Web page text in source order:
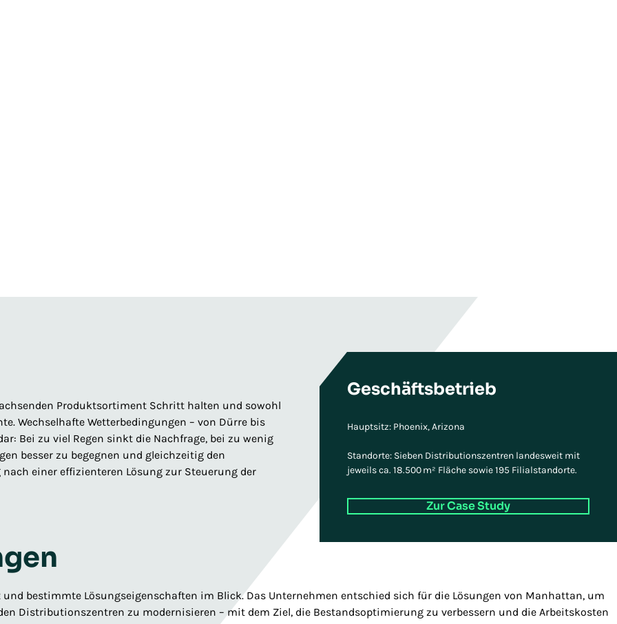
Produktsortiment Schritt halten und sowohl
Wechselhafte Wetterbedingungen – von Dürre bis
Bei zu viel Regen sinkt die Nachfrage, bei zu wenig
besser zu begegnen und gleichzeitig den
einer effizienteren Lösung zur Steuerung der
Geschäftsbetrieb
Hauptsitz: Phoenix, Arizona
Standorte: Sieben Distributionszentren landesweit mit
jeweils ca. 18.500 m² Fläche sowie 195 Filialstandorte.
Zur Case Study
bestimmte Lösungseigenschaften im Blick. Das Unternehmen entschied sich für die Lösungen von Manhattan, um
Distributionszentren zu modernisieren – mit dem Ziel, die Bestandsoptimierung zu verbessern und die Arbeitskosten